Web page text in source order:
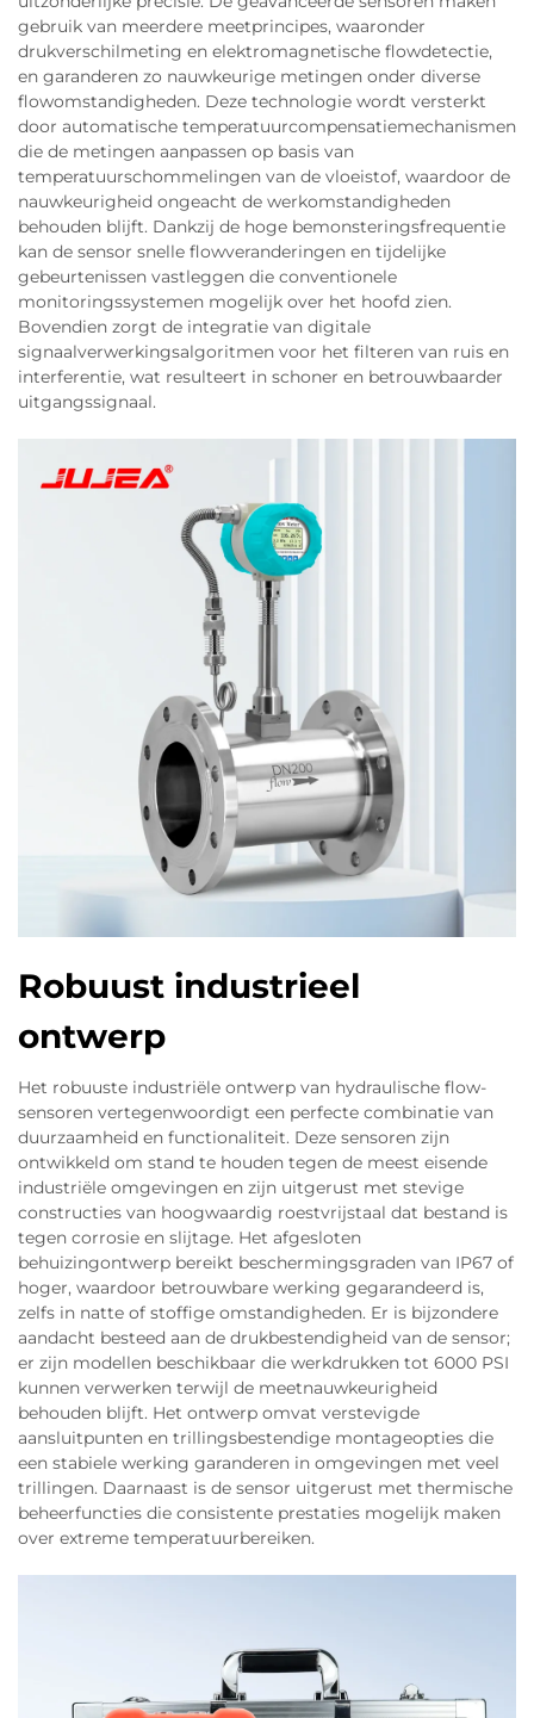
gebruik van meerdere meetprincipes, waaronder
drukverschilmeting en elektromagnetische flowdetectie,
en garanderen zo nauwkeurige metingen onder diverse
flowomstandigheden. Deze technologie wordt versterkt
door automatische temperatuurcompensatiemechanismen
die de metingen aanpassen op basis van
temperatuurschommelingen van de vloeistof, waardoor de
nauwkeurigheid ongeacht de werkomstandigheden
behouden blijft. Dankzij de hoge bemonsteringsfrequentie
kan de sensor snelle flowveranderingen en tijdelijke
gebeurtenissen vastleggen die conventionele
monitoringssystemen mogelijk over het hoofd zien.
Bovendien zorgt de integratie van digitale
signaalverwerkingsalgoritmen voor het filteren van ruis en
interferentie, wat resulteert in schoner en betrouwbaarder
uitgangssignaal.
Robuust industrieel
ontwerp
Het robuuste industriële ontwerp van hydraulische flow-
sensoren vertegenwoordigt een perfecte combinatie van
duurzaamheid en functionaliteit. Deze sensoren zijn
ontwikkeld om stand te houden tegen de meest eisende
industriële omgevingen en zijn uitgerust met stevige
constructies van hoogwaardig roestvrijstaal dat bestand is
tegen corrosie en slijtage. Het afgesloten
behuizingontwerp bereikt beschermingsgraden van IP67 of
hoger, waardoor betrouwbare werking gegarandeerd is,
zelfs in natte of stoffige omstandigheden. Er is bijzondere
aandacht besteed aan de drukbestendigheid van de sensor;
er zijn modellen beschikbaar die werkdrukken tot 6000 PSI
kunnen verwerken terwijl de meetnauwkeurigheid
behouden blijft. Het ontwerp omvat verstevigde
aansluitpunten en trillingsbestendige montageopties die
een stabiele werking garanderen in omgevingen met veel
trillingen. Daarnaast is de sensor uitgerust met thermische
beheerfuncties die consistente prestaties mogelijk maken
over extreme temperatuurbereiken.